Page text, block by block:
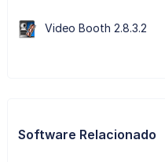
Video Booth 2.8.3.2
Software Relacionado